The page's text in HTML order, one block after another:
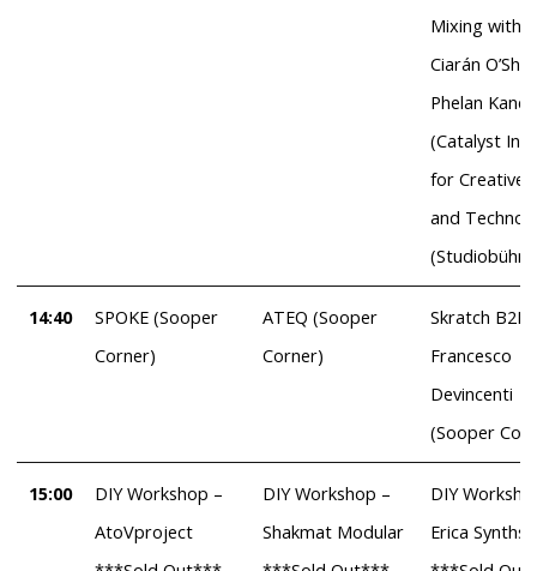
Mixing with
Ciarán
Phelan Kane
(Catalyst
for Creative
and
14:40
SPOKE (Sooper
Corner)
ATEQ (Sooper
Corner)
Skratch B2B
Francesco
Devincenti
(Sooper
15:00
DIY Workshop –
AtoVproject
DIY Workshop –
Shakmat Modular
DIY
Erica Synths